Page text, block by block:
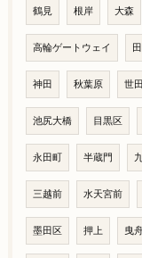
鶴見 根岸 大森
高輪ゲートウェイ 田
神田 秋葉原 世
池尻大橋 目黒区
永田町 半蔵門
三越前 水天宮前
墨田区 押上 曳